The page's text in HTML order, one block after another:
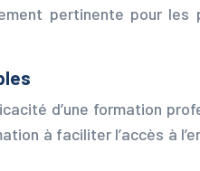
pertinente pour
d’une formation
à faciliter l’accès à